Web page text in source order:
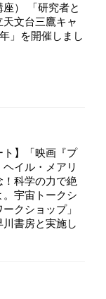
） 「研究者と
文台三鷹キャ
」を開催しまし
ト】「映画『プ
イル・メアリ
！科学の力で絶
。宇宙トークシ
クショップ」
川書房と実施し